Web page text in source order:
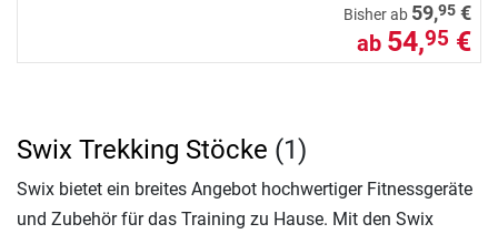
Bisher ab 59,95 €
ab 54,95 €
Swix Trekking Stöcke (1)
Swix bietet ein breites Angebot hochwertiger Fitnessgeräte
und Zubehör für das Training zu Hause. Mit den Swix